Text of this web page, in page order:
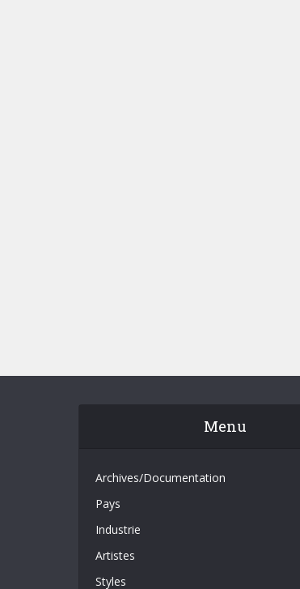
Menu
Archives/Documentation
Pays
Industrie
Artistes
Styles